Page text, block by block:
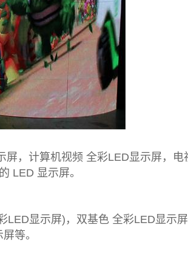
，计算机视频 全彩LED显示屏，
LED 显示屏。
显示屏)，双基色 全彩LED显示
等。